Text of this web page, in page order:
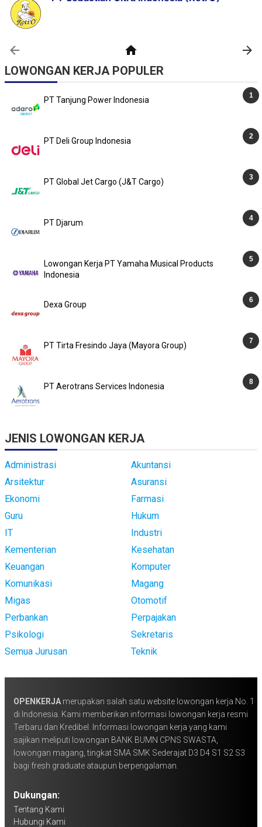
LOWONGAN KERJA POPULER
PT Tanjung Power Indonesia
PT Deli Group Indonesia
PT Global Jet Cargo (J&T Cargo)
PT Djarum
Lowongan Kerja PT Yamaha Musical Products
Indonesia
Dexa Group
PT Tirta Fresindo Jaya (Mayora Group)
PT Aerotrans Services Indonesia
JENIS LOWONGAN KERJA
Administrasi
Akuntansi
Arsitektur
Asuransi
Ekonomi
Farmasi
Guru
Hukum
IT
Industri
Kementerian
Kesehatan
Keuangan
Komputer
Komunikasi
Magang
Migas
Otomotif
Perbankan
Perpajakan
Psikologi
Sekretaris
Semua Jurusan
Teknik
OPENKERJA merupakan salah satu website lowongan kerja No. 1
di Indonesia. Kami memberikan informasi lowongan kerja resmi
Terbaru dan Kredibel. Informasi lowongan kerja yang kami
sajikan meliputi lowongan BANK BUMN CPNS SWASTA,
lowongan magang, tingkat SMA SMK Sederajat D3 D4 S1 S2 S3
bagi fresh graduate ataupun berpengalaman.
Dukungan:
Tentang Kami
Hubungi Kami